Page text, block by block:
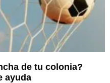
de tu colonia?
ayuda